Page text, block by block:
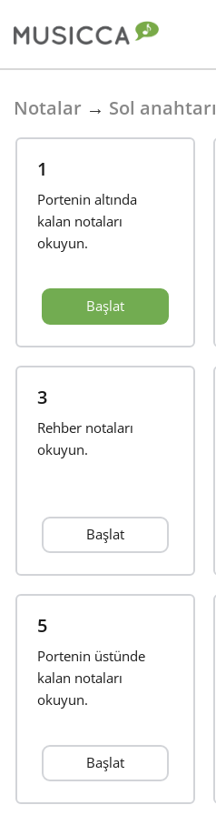
English
日本語
Notalar → Sol anahtarı
1
Portenin altında
kalan notaları
okuyun.
Başlat
3
Rehber notaları
okuyun.
Başlat
5
Portenin üstünde
kalan notaları
okuyun.
Başlat